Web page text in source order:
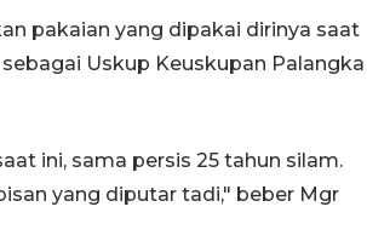
pakaian yang dipakai dirinya saat
Uskup Keuskupan Palangka
ini, sama persis 25 tahun silam.
yang diputar tadi," beber Mgr